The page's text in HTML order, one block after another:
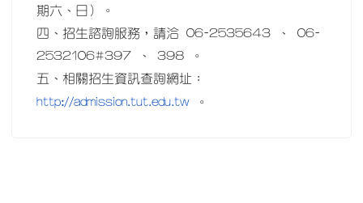
期六、日）。
四、招生諮詢服務，請洽 06-2535643 、 06-
2532106#397 、 398 。
五、相關招生資訊查詢網址：
http://admission.tut.edu.tw。